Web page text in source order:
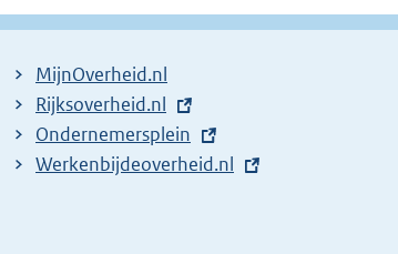
MijnOverheid.nl
E
x
t
Rijksoverheid.nl
E
x
Ondernemersplein
E
Werkenbijdeoverheid.nl